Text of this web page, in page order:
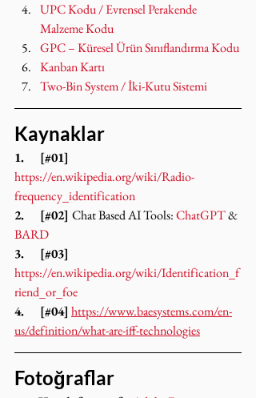
UPC Kodu / Evrensel Perakende
Malzeme Kodu
GPC – Küresel Ürün Sınıflandırma Kodu
Kanban Kartı
Two-Bin System / İki-Kutu Sistemi
Kaynaklar
1.     [#01]
https://en.wikipedia.org/wiki/Radio-
frequency_identification
2.     [#02] Chat Based AI Tools: ChatGPT &
BARD
3.     [#03]
https://en.wikipedia.org/wiki/Identification_f
riend_or_foe
4.     [#04] https://www.baesystems.com/en-
us/definition/what-are-iff-technologies
Fotoğraflar